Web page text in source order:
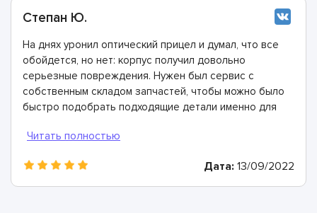
Степан Ю.
На днях уронил оптический прицел и думал, что все
обойдется, но нет: корпус получил довольно
серьезные повреждения. Нужен был сервис с
собственным складом запчастей, чтобы можно было
быстро подобрать подходящие детали именно для
справились с задачей на отлично и на все работы
Дата: 13/09/2022